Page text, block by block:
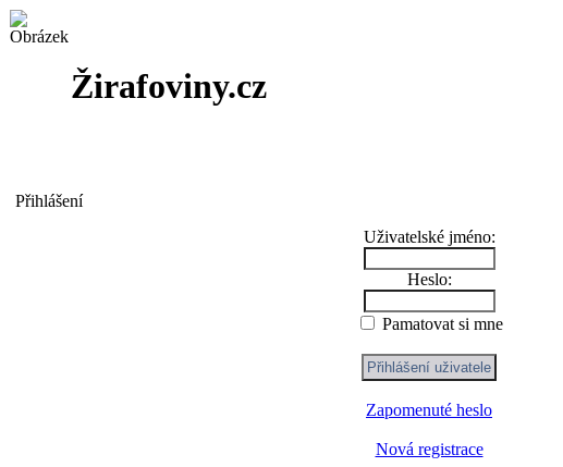
Žirafoviny.cz
Přihlášení
Uživatelské jméno:
Heslo:
Pamatovat si mne
Zapomenuté heslo
Nová registrace